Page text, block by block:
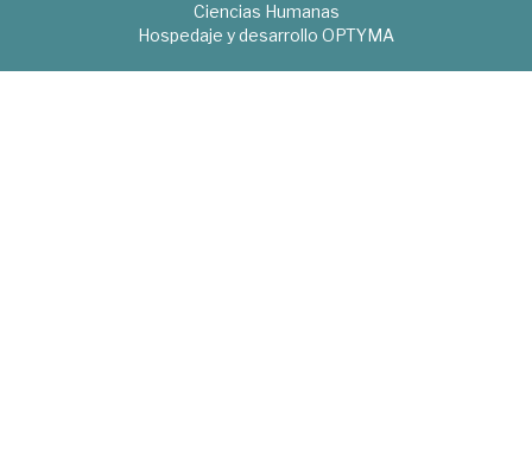
Ciencias Humanas
Hospedaje y desarrollo OPTYMA